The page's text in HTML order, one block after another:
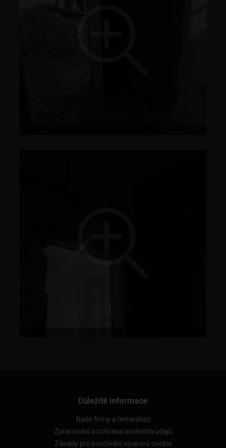
Důležité informace
Naše firmy a řemeslníci
Zpracování a ochrana osobních údajů
Zásady pro používání souborů cookie